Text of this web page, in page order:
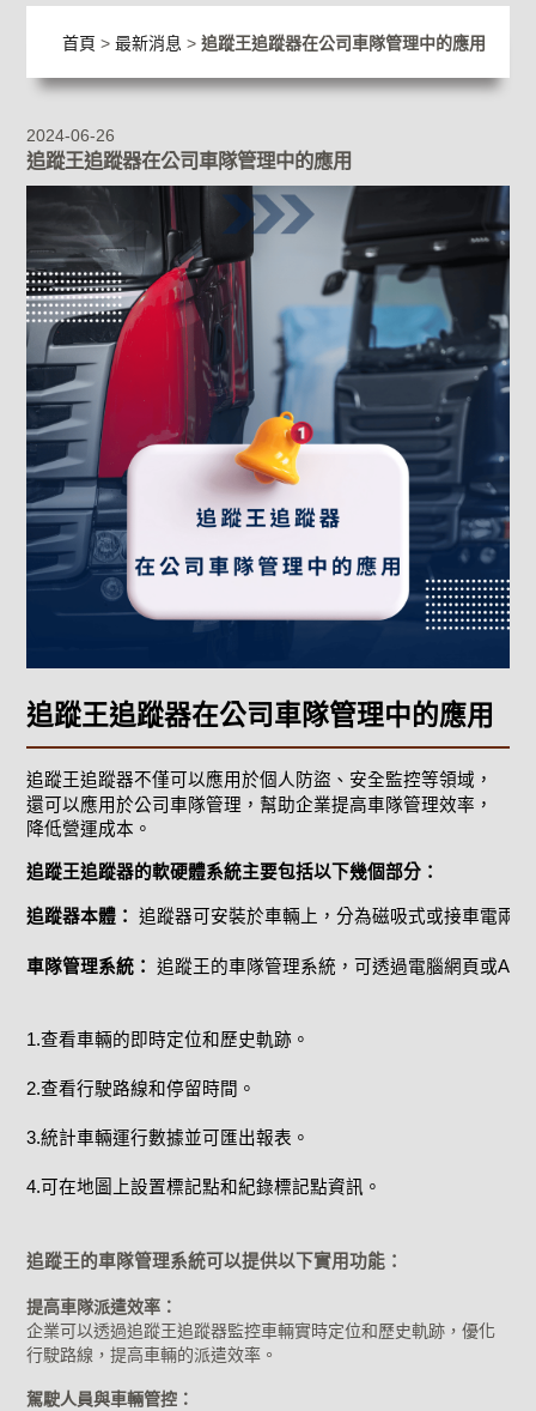
首頁 > 最新消息 > 追蹤王追蹤器在公司車隊管理中的應用
2024-06-26
追蹤王追蹤器在公司車隊管理中的應用
追蹤王追蹤器在公司車隊管理中的應用
追蹤王追蹤器不僅可以應用於個人防盜、安全監控等領域，
還可以應用於公司車隊管理，幫助企業提高車隊管理效率，
降低營運成本。
追蹤王追蹤器的軟硬體系統主要包括以下幾個部分：
追蹤器本體： 追蹤器可安裝於車輛上，分為磁吸式或接車電兩
車隊管理系統： 追蹤王的車隊管理系統，可透過電腦網頁或
1.查看車輛的即時定位和歷史軌跡。
2.查看行駛路線和停留時間。
3.統計車輛運行數據並可匯出報表。
4.可在地圖上設置標記點和紀錄標記點資訊。
追蹤王的車隊管理系統可以提供以下實用功能：
提高車隊派遣效率：
企業可以透過追蹤王追蹤器監控車輛實時定位和歷史軌跡，優化
行駛路線，提高車輛的派遣效率。
駕駛人員與車輛管控：